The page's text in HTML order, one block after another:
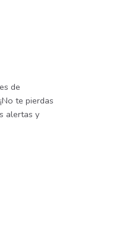
de
te pierdas
alertas y